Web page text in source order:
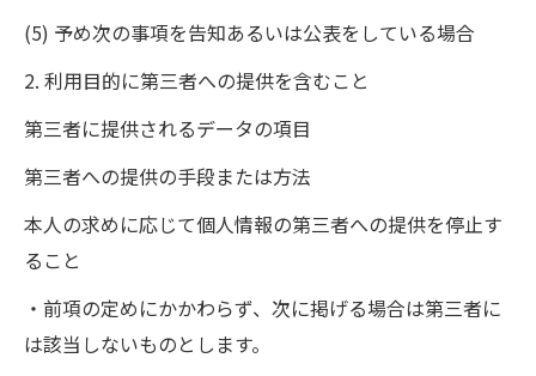
(5) 予め次の事項を告知あるいは公表をしている場合
2. 利用目的に第三者への提供を含むこと
第三者に提供されるデータの項目
第三者への提供の手段または方法
本人の求めに応じて個人情報の第三者への提供を停止す
ること
・前項の定めにかかわらず、次に掲げる場合は第三者に
は該当しないものとします。